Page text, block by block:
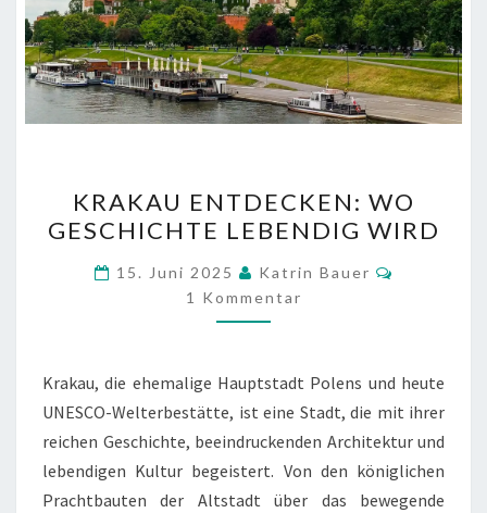
ENTDECKEN:
WO
GESCHICHTE
LEBENDIG
WIRD
KRAKAU ENTDECKEN: WO
GESCHICHTE LEBENDIG WIRD
15. Juni 2025 Katrin Bauer
1 Kommentar
Krakau, die ehemalige Hauptstadt Polens und heute
UNESCO-Welterbestätte, ist eine Stadt, die mit ihrer
reichen Geschichte, beeindruckenden Architektur und
lebendigen Kultur begeistert. Von den königlichen
Prachtbauten der Altstadt über das bewegende